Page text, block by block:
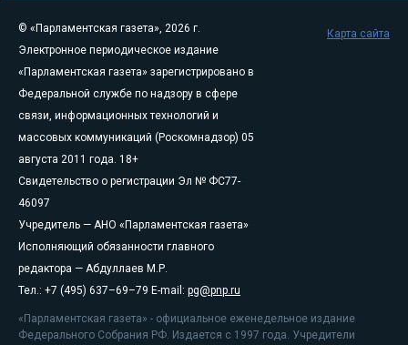
© «Парламентская газета», 2026 г.
Электронное периодическое издание
«Парламентская газета» зарегистрировано в
Федеральной службе по надзору в сфере
связи, информационных технологий и
массовых коммуникаций (Роскомнадзор) 05
августа 2011 года. 18+
Свидетельство о регистрации Эл № ФС77-
46097
Учредитель — АНО «Парламентская газета»
Исполняющий обязанности главного
редактора — Абдуллаев М.Р.
Тел.: +7 (495) 637–69–79 E-mail: pg@pnp.ru
«Парламентская газета» - официальное еженедельное издание
Федерального Собрания РФ. Издается с 1997 года. Учредители
Карта сайта